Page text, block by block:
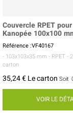
Couvercle RPET
Kanopée 100x100
Référence :VF40167
- 103x103x35 mm - RPET -
carton
35,24 € Le carton Soit
VOIR LE